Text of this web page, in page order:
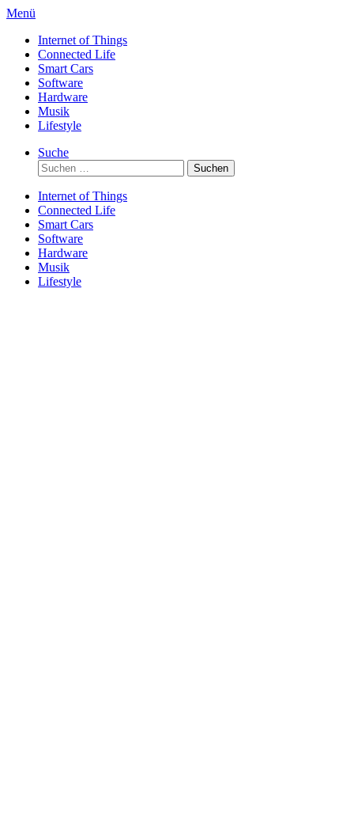
Direkt
Inhalt
Menü
Internet of Things
Connected Life
Smart Cars
Software
Hardware
Musik
Lifestyle
Suche
Suchen
nach:
Internet of Things
Connected Life
Smart Cars
Software
Hardware
Musik
Lifestyle